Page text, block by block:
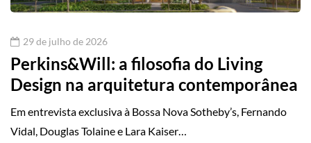
29 de julho de 2026
Perkins&Will: a filosofia do Living
Design na arquitetura contemporânea
Em entrevista exclusiva à Bossa Nova Sotheby’s, Fernando
Vidal, Douglas Tolaine e Lara Kaiser…